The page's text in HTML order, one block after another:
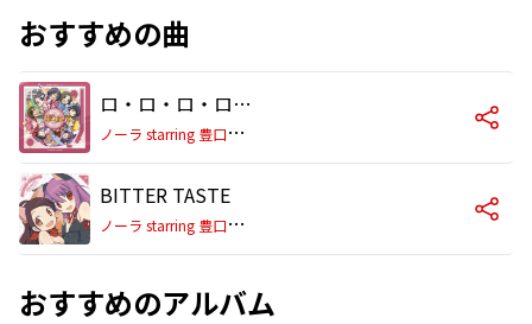
おすすめの曲
ロ・ロ・ロ・ロシアン・ルーレット
ノ
ーラ starring 豊口めぐみ
BITTER TASTE
ノ
ーラ starring 豊口めぐみ
おすすめのアルバム